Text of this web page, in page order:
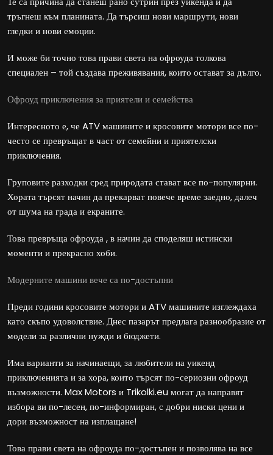
тръгнеш към планината. Да търсиш нови маршрути, нови
гледки и нови емоции.
И може би точно това прави света на офроуда толкова
специален – той създава преживявания, които остават за дълго.
Офроуд приключения за приятели и семейства
Интересното е, че ATV машините и кросовите мотори все по-
често се превръщат в част от семейни и приятелски
приключения.
Груповите разходки сред природата стават все по-популярни.
Хората търсят начин да прекарват повече време заедно, далеч
от шума на града и екраните.
Това превръща офроуда , в начин да споделяш истински
моменти и прекрасно хоби.
Модерните машини вече са по-достъпни
Преди години кросовите мотори и ATV машините изглеждаха
като скъпо удоволствие. Днес пазарът предлага разнообразие от
модели за различни нужди и бюджети.
Има варианти за начинаещи, за любители на уикенд
приключенията и за хора, които търсят по-сериозни офроуд
възможности. Max Motors и Trikolki.eu могат да направят
избора ви по-лесен, по-информиран, с добри ниски цени и
дори възможност на изплащане!
Това прави света на офроуда по-достъпен и позволява на все